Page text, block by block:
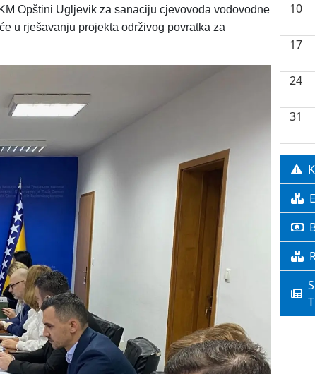
Opštini Ugljevik za sanaciju cjevovoda vodovodne
u rješavanju projekta održivog povratka za
10
17
24
31